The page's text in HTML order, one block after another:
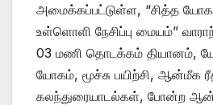
அமைக்கப்பட்டுள்ள, “சித்த யோக
உள்ளொளி நேசிப்பு மையம்”
03 மணி தொடக்கம் தியானம்,
யோகம், மூச்சு பயிற்சி, ஆன்மீக
கலந்துரையாடல்கள், போன்ற